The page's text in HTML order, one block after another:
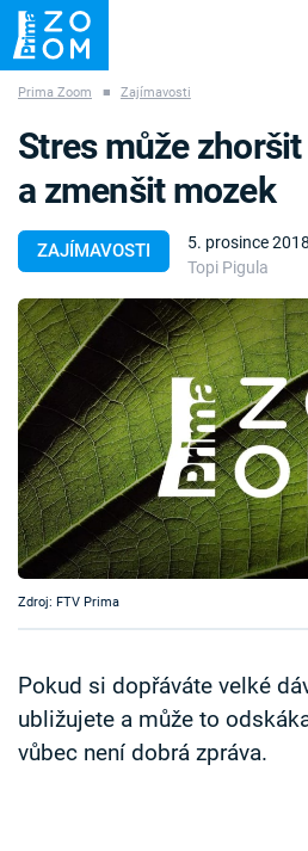
ZÁHADY VETŘELCI DÁVNOVĚKU
Témata
Témata
Pořady
TV Program
Časopis
Sledujte prima+
Přihlášení
Prima Zoom ■ Zajímavosti
ZAJÍMAVOSTI
5. prosince
Topi Pigula
Stres může
a zmenšit mozek
Zdroj: FTV Prima
Pokud si dopřáváte velké
ubližujete a může to
vůbec není dobrá zpráva.